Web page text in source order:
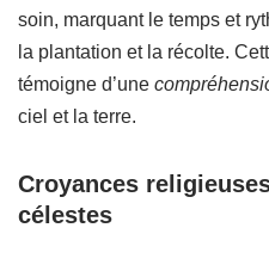
soin, marquant le temps et
la plantation et la récolte.
témoigne d’une
ciel et la terre.
Croyances
célestes